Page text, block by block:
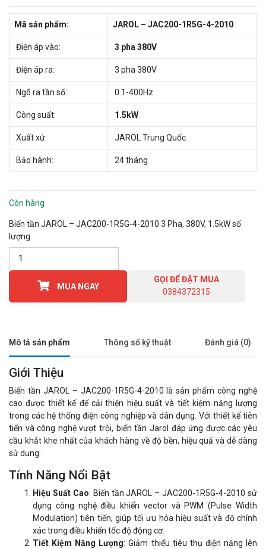
Mã sản phẩm: JAROL – JAC200-1R5G-4-2010
Điện áp vào: 3 pha 380V
Điện áp ra: 3 pha 380V
Ngõ ra tần số: 0.1-400Hz
Công suất: 1.5kW
Xuất xứ: JAROL Trung Quốc
Bảo hành: 24 tháng
Còn hàng
Biến tần JAROL – JAC200-1R5G-4-2010 3 Pha, 380V, 1.5kW số
lượng
MUA NGAY
GỌI ĐỂ ĐẶT MUA
0384372315
Mô tả sản phẩm Thông số kỹ thuật Đánh giá (0)
Giới Thiệu
Biến tần JAROL – JAC200-1R5G-4-2010 là sản phẩm công nghệ
cao được thiết kế để cải thiện hiệu suất và tiết kiệm năng lượng
trong các hệ thống điện công nghiệp và dân dụng. Với thiết kế tiên
tiến và công nghệ vượt trội, biến tần Jarol đáp ứng được các yêu
cầu khắt khe nhất của khách hàng về độ bền, hiệu quả và dễ dàng
sử dụng.
Tính Năng Nổi Bật
Hiệu Suất Cao: Biến tần JAROL – JAC200-1R5G-4-2010 sử
dụng công nghệ điều khiển vector và PWM (Pulse Width
Modulation) tiên tiến, giúp tối ưu hóa hiệu suất và độ chính
xác trong điều khiển tốc độ động cơ.
Tiết Kiệm Năng Lượng: Giảm thiểu tiêu thụ điện năng lên